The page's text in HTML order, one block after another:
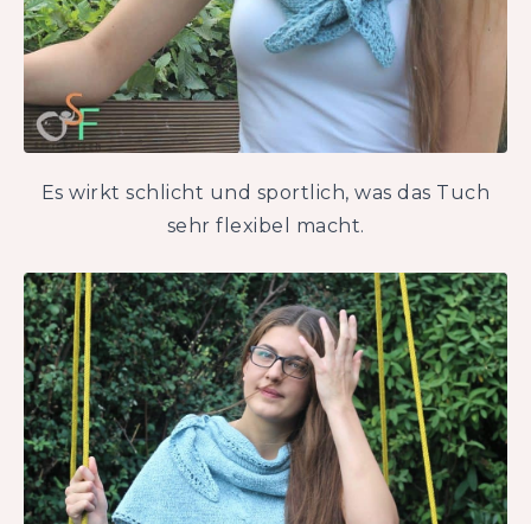
Es wirkt schlicht und sportlich, was das Tuch
sehr flexibel macht.